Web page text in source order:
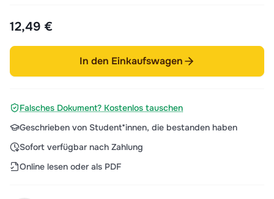
12,49 €
In den Einkaufswagen
Falsches Dokument? Kostenlos tauschen
Geschrieben von Student*innen, die bestanden haben
Sofort verfügbar nach Zahlung
Online lesen oder als PDF